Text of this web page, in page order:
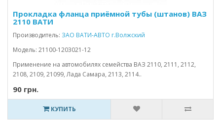
Прокладка фланца приёмной тубы (штанов) ВАЗ
2110 ВАТИ
Производитель: ЗАО ВАТИ-АВТО г.Волжский
Модель: 21100-1203021-12
Применение на автомобилях семейства ВАЗ 2110, 2111, 2112,
2108, 2109, 21099, Лада Самара, 2113, 2114..
90 грн.
КУПИТЬ